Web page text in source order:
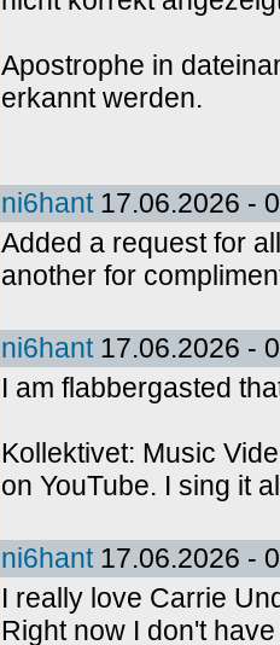
Apostrophe in
erkannt werden.
ni6hant17.06.2026 -
Added a request for
another for
ni6hant17.06.2026 -
I am flabbergasted
Kollektivet: Music
on YouTube. I sing it
ni6hant17.06.2026 -
I really love Carrie
Right now I don't